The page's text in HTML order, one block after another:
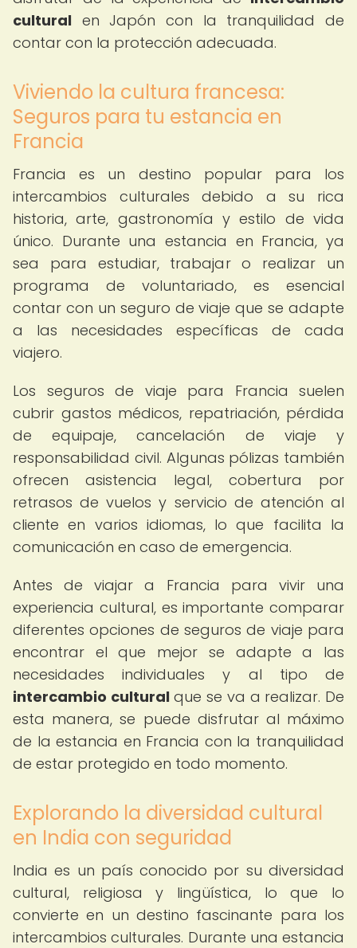
cultural en Japón con la tranquilidad de
contar con la protección adecuada.
Viviendo la cultura francesa:
Seguros para tu estancia en
Francia
Francia es un destino popular para los
intercambios culturales debido a su rica
historia, arte, gastronomía y estilo de vida
único. Durante una estancia en Francia, ya
sea para estudiar, trabajar o realizar un
programa de voluntariado, es esencial
contar con un seguro de viaje que se adapte
a las necesidades específicas de cada
viajero.
Los seguros de viaje para Francia suelen
cubrir gastos médicos, repatriación, pérdida
de equipaje, cancelación de viaje y
responsabilidad civil. Algunas pólizas también
ofrecen asistencia legal, cobertura por
retrasos de vuelos y servicio de atención al
cliente en varios idiomas, lo que facilita la
comunicación en caso de emergencia.
Antes de viajar a Francia para vivir una
experiencia cultural, es importante comparar
diferentes opciones de seguros de viaje para
encontrar el que mejor se adapte a las
necesidades individuales y al tipo de
intercambio culturalque se va a realizar. De
esta manera, se puede disfrutar al máximo
de la estancia en Francia con la tranquilidad
de estar protegido en todo momento.
Explorando la diversidad cultural
en India con seguridad
India es un país conocido por su diversidad
cultural, religiosa y lingüística, lo que lo
convierte en un destino fascinante para los
intercambios culturales. Durante una estancia